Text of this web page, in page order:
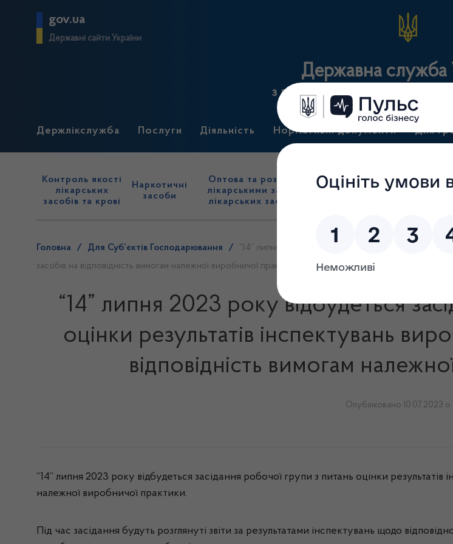
gov.ua
Державні сайти України
Державна служба
з лікарських засобів та
Держлікслужба Послуги Діяльність Нормативні документи Для
Контроль якості
лікарських
засобів та крові
Наркотичні
засоби
Оптова та роздрібна торгівля
лікарськими засобами, імпорт
лікарських засобів (крім АФІ)
Державний
нагляд
Головна / Для Суб’єктів Господарювання /
“14” липня 2023 року відбудеться засідання
засобів на відповідність вимогам належної виробничої практики
“14” липня 2023 року відбудеться
оцінки результатів інспектувань
відповідність вимогам
Опубліковано 10.07.2023 о
“14” липня 2023 року відбудеться засідання робочої групи з питань оцінки
належної виробничої практики.
Під час засідання будуть розглянуті звіти за результатами інспектувань щодо